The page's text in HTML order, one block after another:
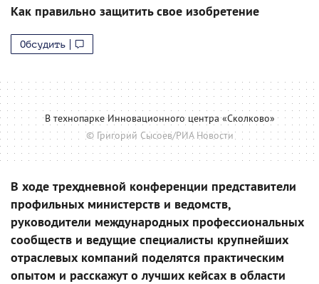
Как правильно защитить свое изобретение
Обсудить
В технопарке Инновационного центра «Сколково»
© Григорий Сысоев/РИА Новости
В ходе трехдневной конференции представители
профильных министерств и ведомств,
руководители международных профессиональных
сообществ и ведущие специалисты крупнейших
отраслевых компаний поделятся практическим
опытом и расскажут о лучших кейсах в области